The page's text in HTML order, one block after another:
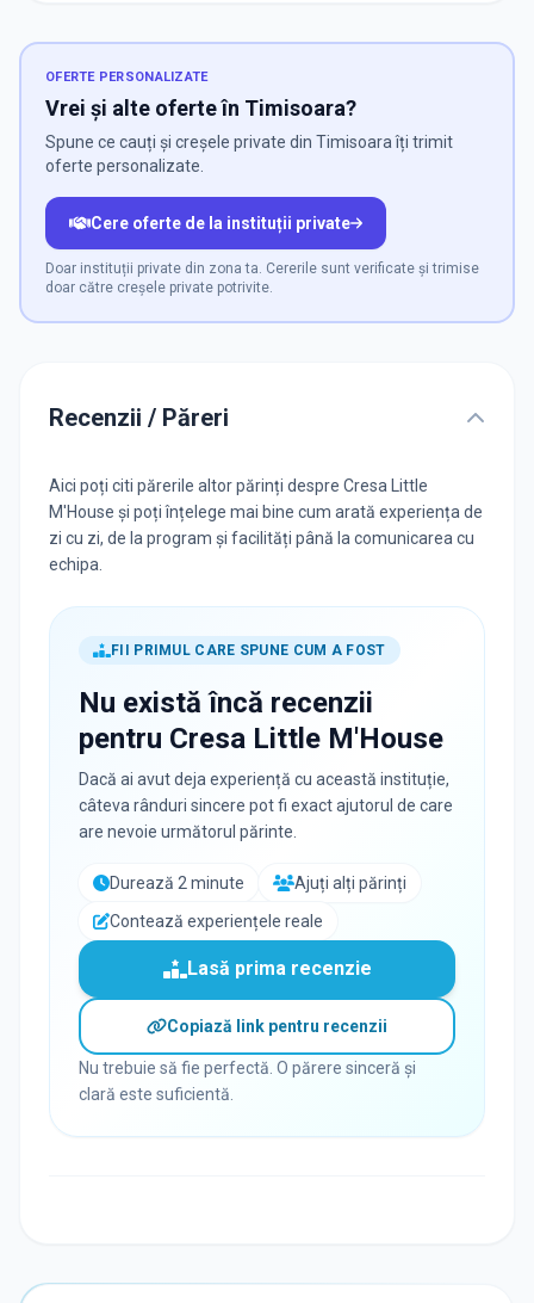
OFERTE PERSONALIZATE
Vrei și alte oferte în Timisoara?
Spune ce cauți și creșele private din Timisoara îți trimit
oferte personalizate.
Cere oferte de la instituții private
Doar instituții private din zona ta. Cererile sunt verificate și trimise
doar către creșele private potrivite.
Recenzii / Păreri
Aici poți citi părerile altor părinți despre Cresa Little
M'House și poți înțelege mai bine cum arată experiența de
zi cu zi, de la program și facilități până la comunicarea cu
echipa.
FII PRIMUL CARE SPUNE CUM A FOST
Nu există încă recenzii
pentru Cresa Little M'House
Dacă ai avut deja experiență cu această instituție,
câteva rânduri sincere pot fi exact ajutorul de care
are nevoie următorul părinte.
Durează 2 minute
Ajuți alți părinți
Contează experiențele reale
Lasă prima recenzie
Copiază link pentru recenzii
Nu trebuie să fie perfectă. O părere sinceră și
clară este suficientă.